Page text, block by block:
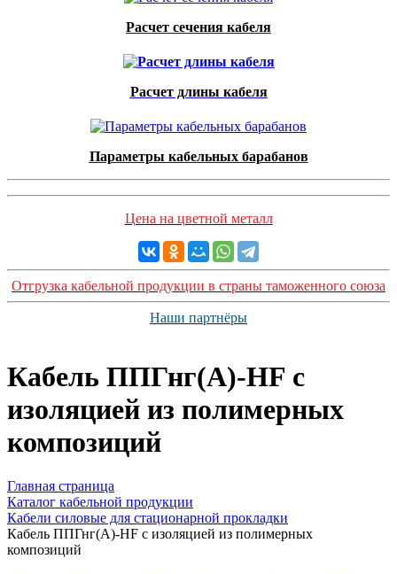
Расчет сечения кабеля
Расчет длины кабеля
Параметры кабельных барабанов
Цена на цветной металл
Отгрузка кабельной продукции в страны таможенного союза
Наши партнёры
Кабель ППГнг(А)-HF с
изоляцией из полимерных
композиций
Главная страница
Каталог кабельной продукции
Кабели силовые для стационарной прокладки
Кабель ППГнг(А)-HF с изоляцией из полимерных
композиций